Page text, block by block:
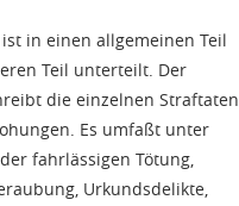
in einen allgemeinen Teil
Teil unterteilt. Der
die einzelnen Straftaten
Es umfaßt unter
fahrlässigen Tötung,
Urkundsdelikte,